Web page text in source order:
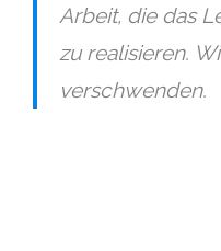
Arbeit, die das
zu realisieren.
verschwenden.